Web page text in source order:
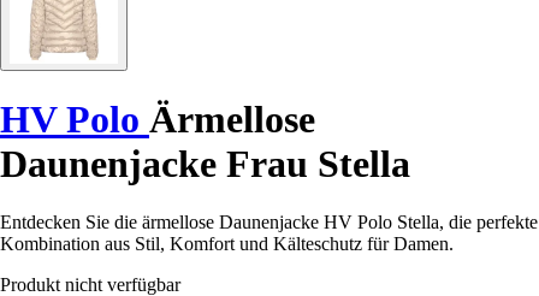
HV Polo Ärmellose
Daunenjacke Frau Stella
Entdecken Sie die ärmellose Daunenjacke HV Polo Stella, die perfekte
Kombination aus Stil, Komfort und Kälteschutz für Damen.
Produkt nicht verfügbar